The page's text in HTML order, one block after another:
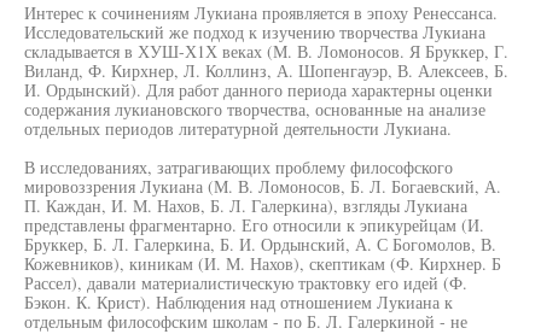
Интерес к сочинениям Лукиана проявляется в эпоху Ренессанса.
Исследовательский же подход к изучению творчества Лукиана
складывается в ХУШ-Х1Х веках (М. В. Ломоносов. Я Бруккер, Г.
Виланд, Ф. Кирхнер, Л. Коллинз, А. Шопенгауэр, В. Алексеев, Б.
И. Ордынский). Для работ данного периода характерны оценки
содержания лукиановского творчества, основанные на анализе
отдельных периодов литературной деятельности Лукиана.
В исследованиях, затрагивающих проблему философского
мировоззрения Лукиана (М. В. Ломоносов, Б. Л. Богаевский, А.
П. Каждан, И. М. Нахов, Б. Л. Галеркина), взгляды Лукиана
представлены фрагментарно. Его относили к эпикурейцам (И.
Бруккер, Б. Л. Галеркина, Б. И. Ордынский, А. С Богомолов, В.
Кожевников), киникам (И. М. Нахов), скептикам (Ф. Кирхнер. Б
Рассел), давали материалистическую трактовку его идей (Ф.
Бэкон. К. Крист). Наблюдения над отношением Лукиана к
отдельным философским школам - по Б. Л. Галеркиной - не